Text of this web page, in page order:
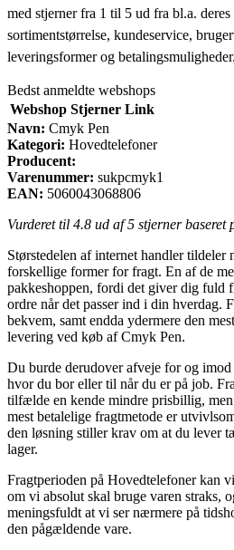
med stjerner fra 1 til 5 ud fra bl.a. deres
sortimentstørrelse, kundeservice,
leveringsformer og betalingsmuligheder.
Bedst anmeldte webshops
Webshop Stjerner Link
Navn: Cmyk Pen
Kategori: Hovedtelefoner
Producent:
Varenummer: sukpcmyk1
EAN: 5060043068806
Vurderet til 4.8 ud af 5 stjerner baseret
Størstedelen af internet handler tildeler
forskellige former for fragt. En af de
pakkeshoppen, fordi det giver dig fuld
ordre når det passer ind i din hverdag.
bekvem, samt endda ydermere den
levering ved køb af Cmyk Pen.
Du burde derudover afveje for og
hvor du bor eller til når du er på job.
tilfælde en kende mindre prisbillig,
mest betalelige fragtmetode er
den løsning stiller krav om at du lever
lager.
Fragtperioden på Hovedtelefoner kan
om vi absolut skal bruge varen straks,
meningsfuldt at vi ser nærmere på
den pågældende vare.